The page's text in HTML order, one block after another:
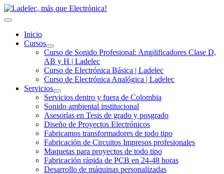
Inicio
Cursos
Curso de Sonido Profesional: Amplificadores Clase D,
AB y H | Ladelec
Curso de Electrónica Básica | Ladelec
Curso de Electrónica Analógica | Ladelec
Servicios
Servicios dentro y fuera de Colombia
Sonido ambiental institucional
Asesorías en Tesis de grado y posgrado
Diseño de Proyectos Electrónicos
Fabricamos transformadores de todo tipo
Fabricación de Circuitos Impresos profesionales
Maquetas para proyectos de todo tipo
Fabricación rápida de PCB en 24-48 horas
Desarrollo de máquinas personalizadas